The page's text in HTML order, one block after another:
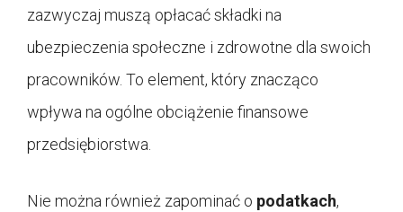
zazwyczaj muszą opłacać składki na
ubezpieczenia społeczne i zdrowotne dla swoich
pracowników. To element, który znacząco
wpływa na ogólne obciążenie finansowe
przedsiębiorstwa.
Nie można również zapominać o podatkach,